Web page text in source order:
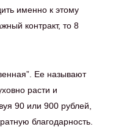
именно к этому
контракт, то 8
Ее называют
расти и
90 или 900 рублей,
благодарность.